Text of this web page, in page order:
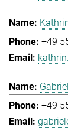
+49
+49